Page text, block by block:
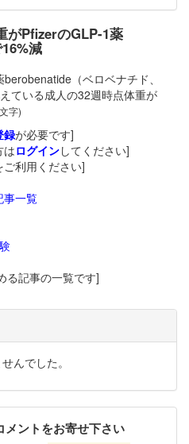
がPfizerのGLP-1薬
減
berobenatide（ベロベナチド、
ている成人の32週時点体重が
字)
録が必要です]
はログインしてください]
ご利用ください]
事一覧
る記事の一覧です]
んでした。
メントをお寄せ下さい